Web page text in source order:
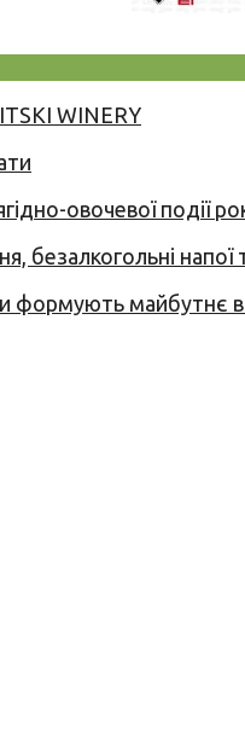
WINERY
овочевої події
безалкогольні напої
формують майбутнє